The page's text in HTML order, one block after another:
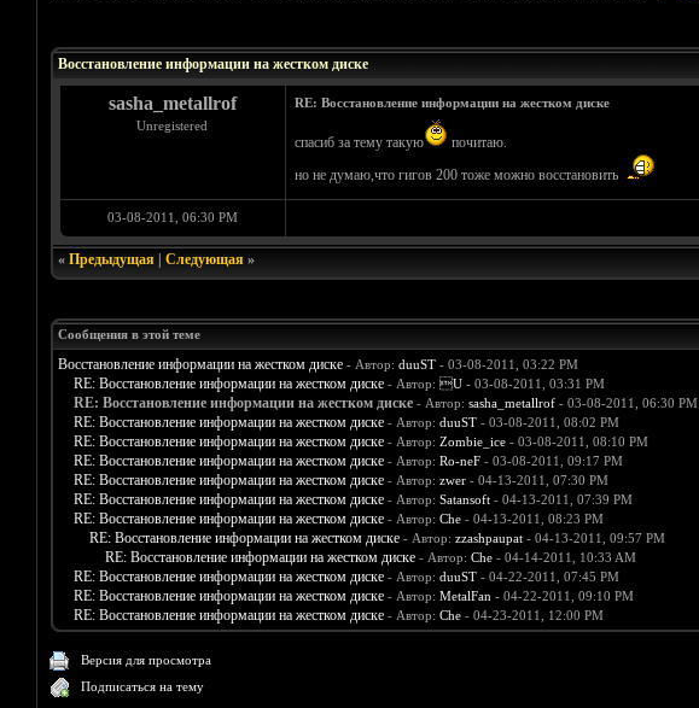
Восстановление информации на жестком диске
sasha_metallrof
Unregistered
RE: Восстановление информации на жестком диске
спасиб за тему такую
почитаю.
но не думаю,что гигов 200 тоже можно восстановить
03-08-2011, 06:30 PM
« Предыдущая| Следующая»
Сообщения в этой теме
Восстановление информации на жестком диске - Автор: duuST- 03-08-2011, 03:22 PM
RE: Восстановление информации на жестком диске - Автор: U- 03-08-2011, 03:31 PM
RE: Восстановление информации на жестком диске - Автор: sasha_metallrof- 03-08-2011, 06:30 PM
RE: Восстановление информации на жестком диске - Автор: duuST- 03-08-2011, 08:02 PM
RE: Восстановление информации на жестком диске - Автор: Zombie_ice- 03-08-2011, 08:10 PM
RE: Восстановление информации на жестком диске - Автор: Ro-neF- 03-08-2011, 09:17 PM
RE: Восстановление информации на жестком диске - Автор: zwer- 04-13-2011, 07:30 PM
RE: Восстановление информации на жестком диске - Автор: Satansoft- 04-13-2011, 07:39 PM
RE: Восстановление информации на жестком диске - Автор: Che- 04-13-2011, 08:23 PM
RE: Восстановление информации на жестком диске - Автор: zzashpaupat- 04-13-2011, 09:57 PM
RE: Восстановление информации на жестком диске - Автор: Che- 04-14-2011, 10:33 AM
RE: Восстановление информации на жестком диске - Автор: duuST- 04-22-2011, 07:45 PM
RE: Восстановление информации на жестком диске - Автор: MetalFan - 04-22-2011, 09:10 PM
RE: Восстановление информации на жестком диске - Автор: Che- 04-23-2011, 12:00 PM
Версия для просмотра
Подписаться на тему